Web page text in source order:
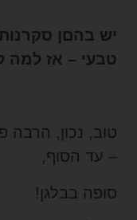
בהםן סקרנות
– אז למה
נכון, הרבה
עד הסוף,
בבלגן!